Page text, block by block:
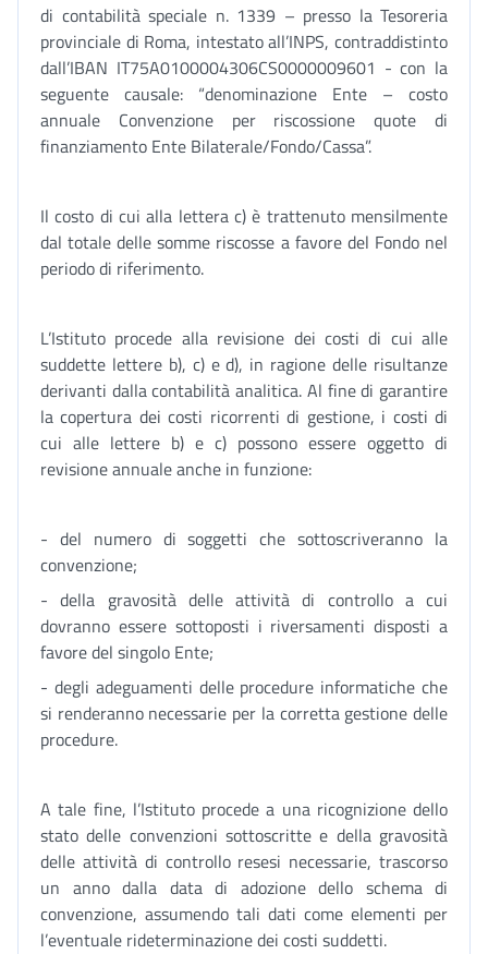
di contabilità speciale n. 1339 – presso la Tesoreria
provinciale di Roma, intestato all’INPS, contraddistinto
dall’IBAN IT75A0100004306CS0000009601 - con la
seguente causale: “denominazione Ente – costo
annuale Convenzione per riscossione quote di
finanziamento Ente Bilaterale/Fondo/Cassa”.
Il costo di cui alla lettera c) è trattenuto mensilmente
dal totale delle somme riscosse a favore del Fondo nel
periodo di riferimento.
L’Istituto procede alla revisione dei costi di cui alle
suddette lettere b), c) e d), in ragione delle risultanze
derivanti dalla contabilità analitica. Al fine di garantire
la copertura dei costi ricorrenti di gestione, i costi di
cui alle lettere b) e c) possono essere oggetto di
revisione annuale anche in funzione:
- del numero di soggetti che sottoscriveranno la
convenzione;
- della gravosità delle attività di controllo a cui
dovranno essere sottoposti i riversamenti disposti a
favore del singolo Ente;
- degli adeguamenti delle procedure informatiche che
si renderanno necessarie per la corretta gestione delle
procedure.
A tale fine, l’Istituto procede a una ricognizione dello
stato delle convenzioni sottoscritte e della gravosità
delle attività di controllo resesi necessarie, trascorso
un anno dalla data di adozione dello schema di
convenzione, assumendo tali dati come elementi per
l’eventuale rideterminazione dei costi suddetti.